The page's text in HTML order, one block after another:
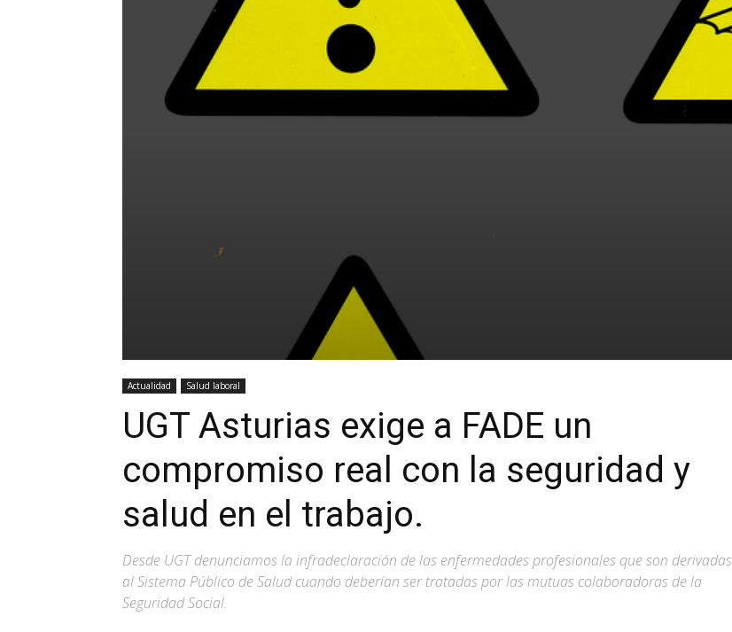
Actualidad Salud laboral
UGT Asturias exige a FADE un
compromiso real con la seguridad y
salud en el trabajo.
Desde UGT denunciamos la infradeclaración de las enfermedades profesionales que son derivadas
al Sistema Público de Salud cuando deberían ser tratadas por las mutuas colaboradoras de la
Seguridad Social.